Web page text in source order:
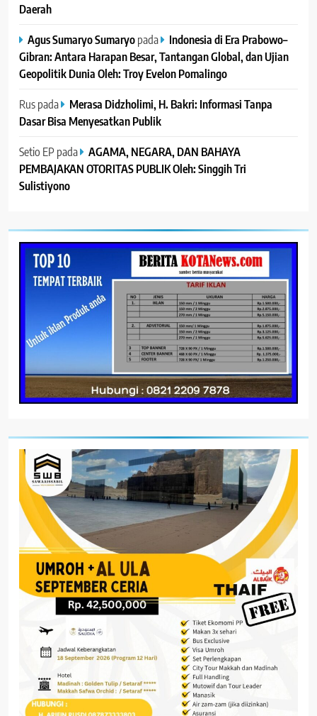
Daerah
Agus Sumaryo Sumaryopada
Indonesia di Era Prabowo–
Gibran: Antara Harapan Besar, Tantangan Global, dan Ujian
Geopolitik Dunia Oleh: Troy Evelon Pomalingo
Ruspada
Merasa Didzholimi, H. Bakri: Informasi Tanpa
Dasar Bisa Menyesatkan Publik
Setio EP pada
AGAMA, NEGARA, DAN BAHAYA
PEMBAJAKAN OTORITAS PUBLIK Oleh: Singgih Tri
Sulistiyono